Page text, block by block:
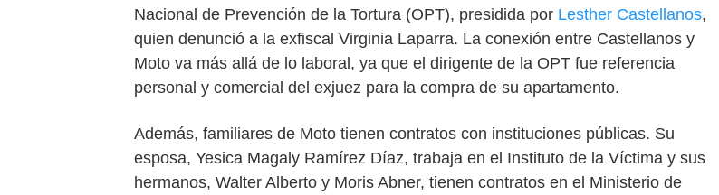
Nacional de Prevención de la Tortura (OPT), presidida por Lesther Castellanos,
quien denunció a la exfiscal Virginia Laparra. La conexión entre Castellanos y
Moto va más allá de lo laboral, ya que el dirigente de la OPT fue referencia
personal y comercial del exjuez para la compra de su apartamento.
Además, familiares de Moto tienen contratos con instituciones públicas. Su
esposa, Yesica Magaly Ramírez Díaz, trabaja en el Instituto de la Víctima y sus
hermanos, Walter Alberto y Moris Abner, tienen contratos en el Ministerio de